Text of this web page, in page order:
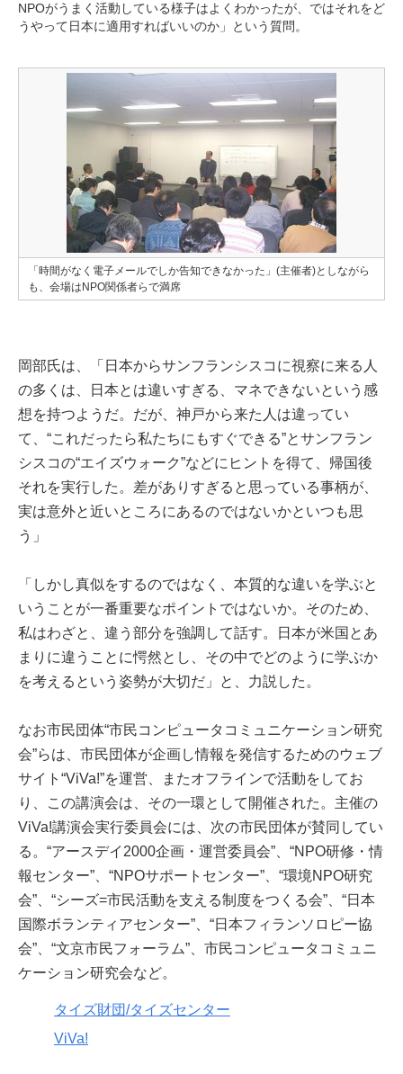
NPOがうまく活動している様子はよくわかったが、ではそれをど
うやって日本に適用すればいいのか」という質問。
「時間がなく電子メールでしか告知できなかった」(主催者)としながら
も、会場はNPO関係者らで満席
岡部氏は、「日本からサンフランシスコに視察に来る人
の多くは、日本とは違いすぎる、マネできないという感
想を持つようだ。だが、神戸から来た人は違ってい
て、“これだったら私たちにもすぐできる”とサンフラン
シスコの“エイズウォーク”などにヒントを得て、帰国後
それを実行した。差がありすぎると思っている事柄が、
実は意外と近いところにあるのではないかといつも思
う」
「しかし真似をするのではなく、本質的な違いを学ぶと
いうことが一番重要なポイントではないか。そのため、
私はわざと、違う部分を強調して話す。日本が米国とあ
まりに違うことに愕然とし、その中でどのように学ぶか
を考えるという姿勢が大切だ」と、力説した。
なお市民団体“市民コンピュータコミュニケーション研究
会”らは、市民団体が企画し情報を発信するためのウェブ
サイト“ViVa!”を運営、またオフラインで活動をしてお
り、この講演会は、その一環として開催された。主催の
ViVa!講演会実行委員会には、次の市民団体が賛同してい
る。“アースデイ2000企画・運営委員会”、“NPO研修・情
報センター”、“NPOサポートセンター”、“環境NPO研究
会”、“シーズ=市民活動を支える制度をつくる会”、“日本
国際ボランティアセンター”、“日本フィランソロピー協
会”、“文京市民フォーラム”、市民コンピュータコミュニ
ケーション研究会など。
タイズ財団/タイズセンター
ViVa!